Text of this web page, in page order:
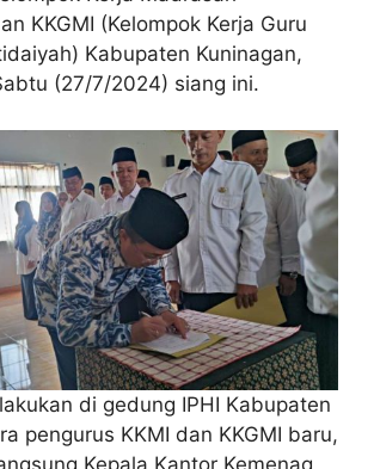
KKGMI (Kelompok Kerja Guru
Kabupaten Kuninagan,
(27/7/2024) siang ini.
di gedung IPHI Kabupaten
pengurus KKMI dan KKGMI baru,
Kepala Kantor Kemenag